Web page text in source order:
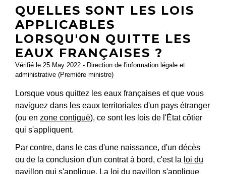
QUELLES SONT LES LOIS
APPLICABLES
LORSQU'ON QUITTE LES
EAUX FRANÇAISES ?
Vérifié le 25 May 2022 - Direction de l'information légale et
administrative (Première ministre)
Lorsque vous quittez les eaux françaises et que vous
naviguez dans les eaux territoriales d'un pays étranger
(ou en zone contiguë), ce sont les lois de l'État côtier
qui s'appliquent.
Par contre, dans le cas d'une naissance, d'un décès
ou de la conclusion d'un contrat à bord, c'est la loi du
pavillon qui s'applique. La loi du pavillon s'applique